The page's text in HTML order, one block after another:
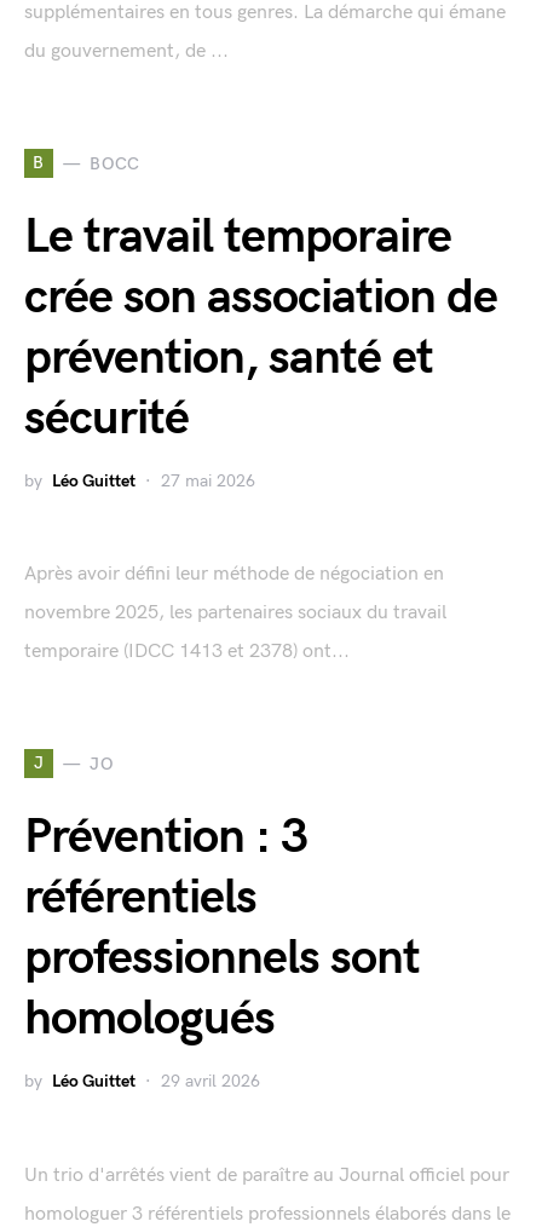
supplémentaires en tous genres. La démarche qui émane
du gouvernement, de ...
B BOCC
Le travail temporaire
crée son association de
prévention, santé et
sécurité
by Léo Guittet 27 mai 2026
Après avoir défini leur méthode de négociation en
novembre 2025, les partenaires sociaux du travail
temporaire (IDCC 1413 et 2378) ont...
J JO
Prévention : 3
référentiels
professionnels sont
homologués
by Léo Guittet 29 avril 2026
Un trio d'arrêtés vient de paraître au Journal officiel pour
homologuer 3 référentiels professionnels élaborés dans le